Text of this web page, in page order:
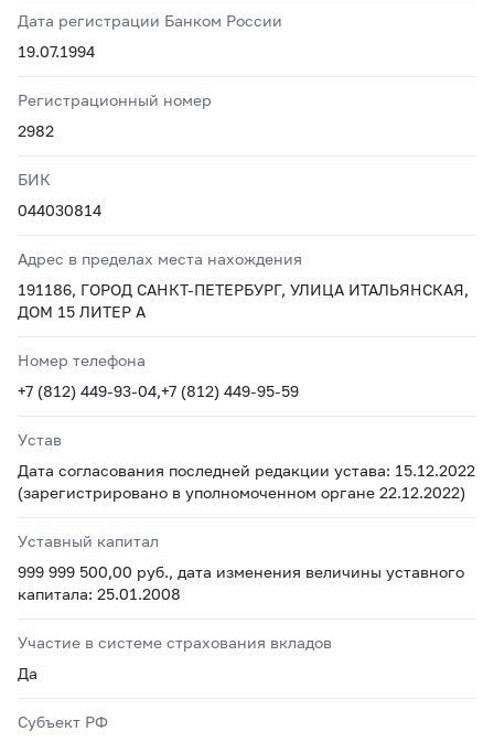
Дата регистрации Банком России
19.07.1994
Регистрационный номер
2982
БИК
044030814
Адрес в пределах места нахождения
191186, ГОРОД САНКТ-ПЕТЕРБУРГ, УЛИЦА ИТАЛЬЯНСКАЯ,
ДОМ 15 ЛИТЕР А
Номер телефона
+7 (812) 449-93-04,+7 (812) 449-95-59
Устав
Дата согласования последней редакции устава: 15.12.2022
(зарегистрировано в уполномоченном органе 22.12.2022)
Уставный капитал
999 999 500,00 руб., дата изменения величины уставного
капитала: 25.01.2008
Участие в системе страхования вкладов
Да
Субъект РФ